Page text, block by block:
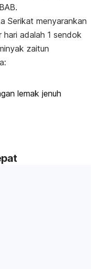
Serikat menyarankan
hari adalah 1 sendok
zaitun
lemak jenuh